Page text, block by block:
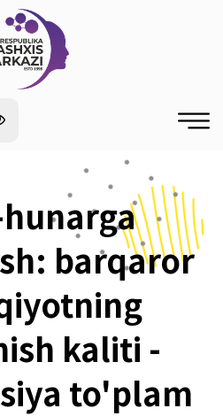
barqaror
kaliti -
to'plam